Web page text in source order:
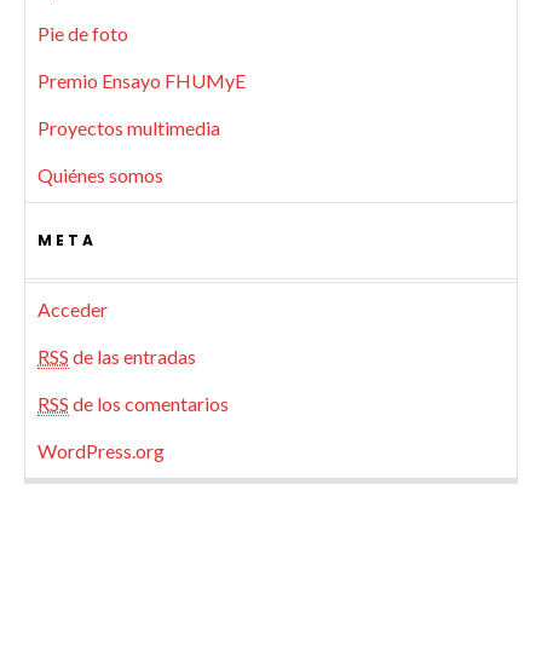
Pie de foto
Premio Ensayo FHUMyE
Proyectos multimedia
Quiénes somos
META
Acceder
RSS de las entradas
RSS de los comentarios
WordPress.org